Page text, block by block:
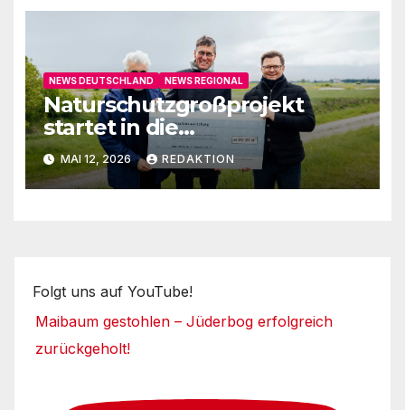
NEWS DEUTSCHLAND NEWS REGIONAL
Naturschutzgroßprojekt
startet in die
Umsetzungsphase
MAI 12, 2026 REDAKTION
Folgt uns auf YouTube!
Maibaum gestohlen – Jüderbog erfolgreich
zurückgeholt!